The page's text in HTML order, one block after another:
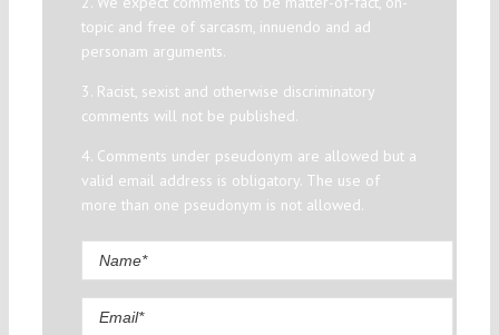
topic and free of sarcasm, innuendo and ad
personam arguments.
3. Racist, sexist and otherwise discriminatory
comments will not be published.
4. Comments under pseudonym are allowed but a
valid email address is obligatory. The use of
more than one pseudonym is not allowed.